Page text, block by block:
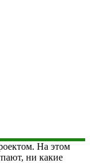
На этом
ни какие